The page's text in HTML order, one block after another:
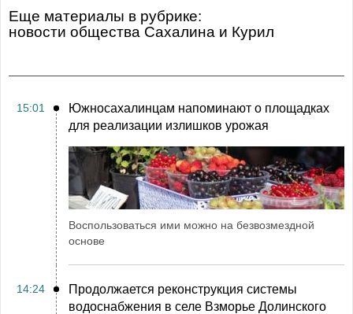
Еще материалы в рубрике:
Новости общества Сахалина и Курил
15:01
Южносахалинцам напоминают о площадках
для реализации излишков урожая
Воспользоваться ими можно на безвозмездной
основе
14:24
Продолжается реконструкция системы
водоснабжения в селе Взморье Долинского